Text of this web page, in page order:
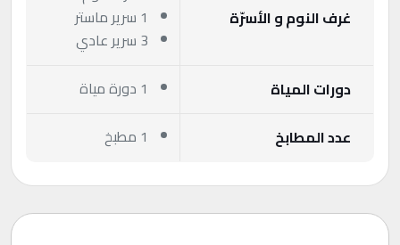
غرف النوم و الأسرّة
1 سرير ماستر
3 سرير عادي
دورات المياة
1 دورة مياة
عدد المطابخ
1 مطبخ